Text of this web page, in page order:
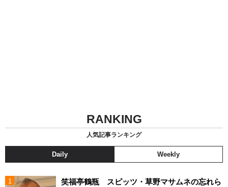
RANKING
人気記事ランキング
Daily Weekly
笑福亭鶴瓶 スピッツ・草野マサムネの忘れら